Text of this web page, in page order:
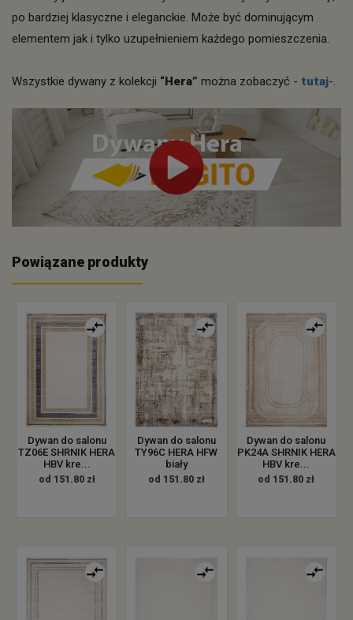
po bardziej klasyczne i eleganckie. Może być dominującym
elementem jak i tylko uzupełnieniem każdego pomieszczenia.
Wszystkie dywany z kolekcji “Hera” można zobaczyć - tutaj-.
Powiązane produkty
Dywan do salonu
TZ06E SHRNIK HERA
HBV kre...
od 151.80 zł
Dywan do salonu
TY96C HERA HFW
biały
od 151.80 zł
Dywan do salonu
PK24A SHRNIK HERA
HBV kre...
od 151.80 zł